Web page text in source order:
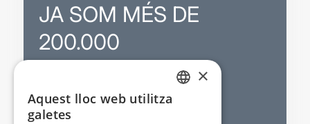
JA SOM MÉS DE
200.000
Sortejos exclusius
×
Aquest lloc web utilitza
galetes